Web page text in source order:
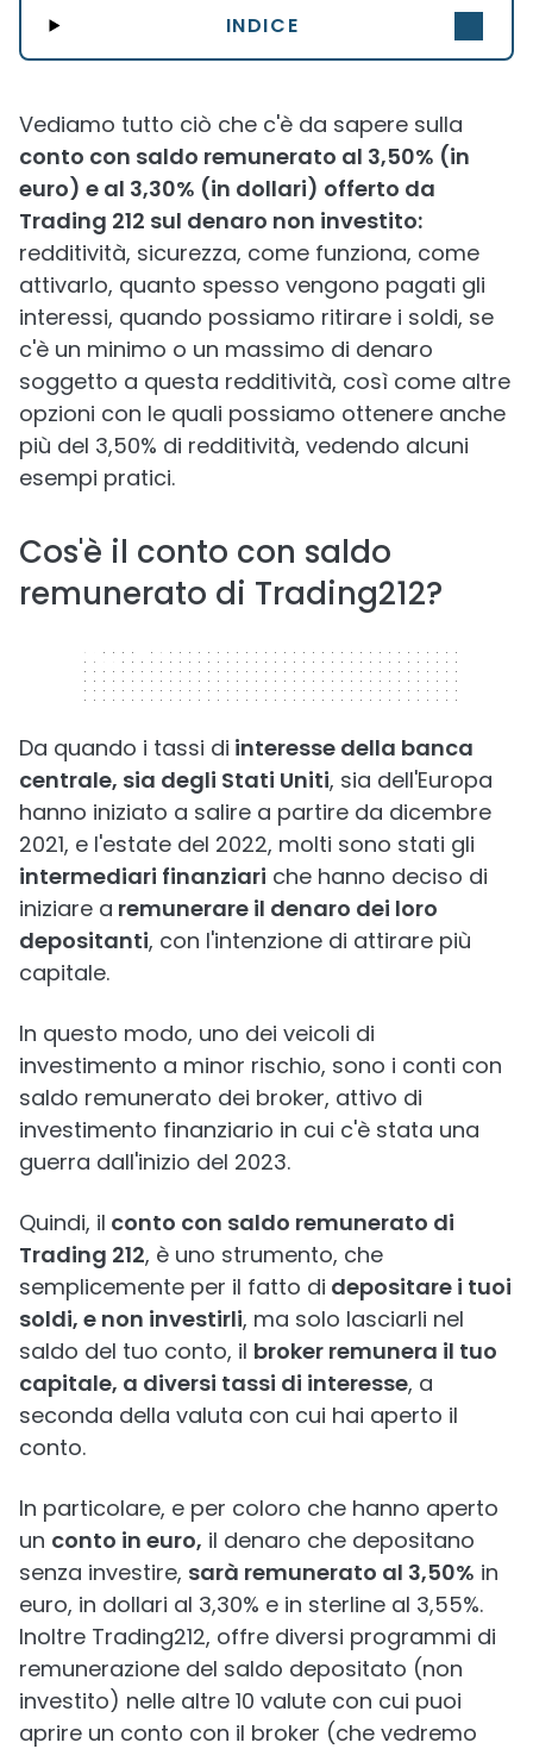
INDICE
Vediamo tutto ciò che c'è da sapere sulla
conto con saldo remunerato al 3,50% (in
euro) e al 3,30% (in dollari) offerto da
Trading 212 sul denaro non investito:
redditività, sicurezza, come funziona, come
attivarlo, quanto spesso vengono pagati gli
interessi, quando possiamo ritirare i soldi, se
c'è un minimo o un massimo di denaro
soggetto a questa redditività, così come altre
opzioni con le quali possiamo ottenere anche
più del 3,50% di redditività, vedendo alcuni
esempi pratici.
Cos'è il conto con saldo
remunerato di Trading212?
320 x 50
Da quando i tassi di interesse della banca
centrale, sia degli Stati Uniti, sia dell'Europa
hanno iniziato a salire a partire da dicembre
2021, e l'estate del 2022, molti sono stati gli
intermediari finanziari che hanno deciso di
iniziare a remunerare il denaro dei loro
depositanti, con l'intenzione di attirare più
capitale.
In questo modo, uno dei veicoli di
investimento a minor rischio, sono i conti con
saldo remunerato dei broker, attivo di
investimento finanziario in cui c'è stata una
guerra dall'inizio del 2023.
Quindi, il conto con saldo remunerato di
Trading 212, è uno strumento, che
semplicemente per il fatto di depositare i tuoi
soldi, e non investirli, ma solo lasciarli nel
saldo del tuo conto, il broker remunera il tuo
capitale, a diversi tassi di interesse, a
seconda della valuta con cui hai aperto il
conto.
In particolare, e per coloro che hanno aperto
un conto in euro, il denaro che depositano
senza investire, sarà remunerato al 3,50% in
euro, in dollari al 3,30% e in sterline al 3,55%.
Inoltre Trading212, offre diversi programmi di
remunerazione del saldo depositato (non
investito) nelle altre 10 valute con cui puoi
aprire un conto con il broker (che vedremo